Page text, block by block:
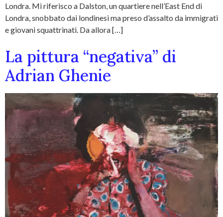
Londra. Mi riferisco a Dalston, un quartiere nell’East End di
Londra, snobbato dai londinesi ma preso d’assalto da immigrati
e giovani squattrinati. Da allora […]
La pittura “negativa” di
Adrian Ghenie